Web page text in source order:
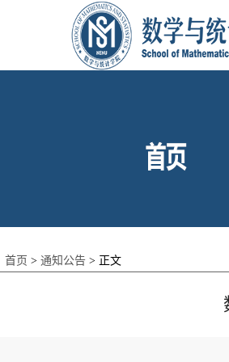
首页 > 通知公告 > 正文